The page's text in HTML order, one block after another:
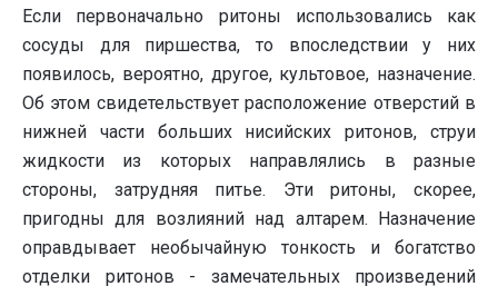
Если первоначально ритоны использовались как
сосуды для пиршества, то впоследствии у них
появилось, вероятно, другое, культовое, назначение.
Об этом свидетельствует расположение отверстий в
нижней части больших нисийских ритонов, струи
жидкости из которых направлялись в разные
стороны, затрудняя питье. Эти ритоны, скорее,
пригодны для возлияний над алтарем. Назначение
оправдывает необычайную тонкость и богатство
отделки ритонов - замечательных произведений